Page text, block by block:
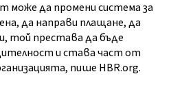
може да промени система за
да направи плащане, да
той престава да бъде
и става част от
пише HBR.org.